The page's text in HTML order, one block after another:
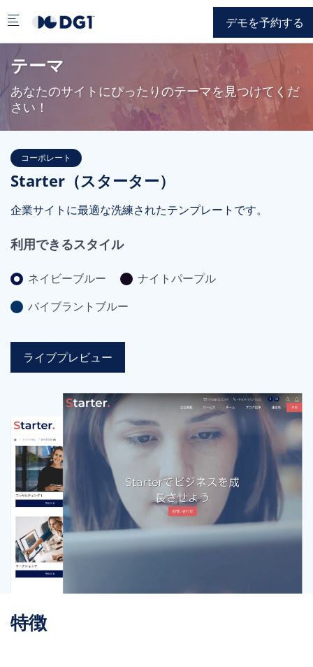
テーマ
あなたのサイトにぴったりのテーマを見つけてくだ
さい！
コーポレート
Starter（スターター）
企業サイトに最適な洗練されたテンプレートです。
利用できるスタイル
ネイビーブルー
ナイトパープル
バイブラントブルー
ライブプレビュー
特徴
デモを予約する